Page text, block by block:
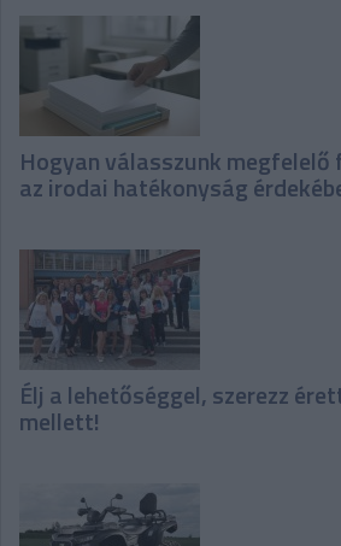
Hogyan válasszunk
az irodai hatékonyság
Élj a lehetőséggel, szerezz
mellett!